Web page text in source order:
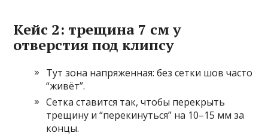
Кейс 2: трещина 7 см у
отверстия под клипсу
Тут зона напряженная: без сетки шов часто
“живёт”.
Сетка ставится так, чтобы перекрыть
трещину и “перекинуться” на 10–15 мм за
концы.